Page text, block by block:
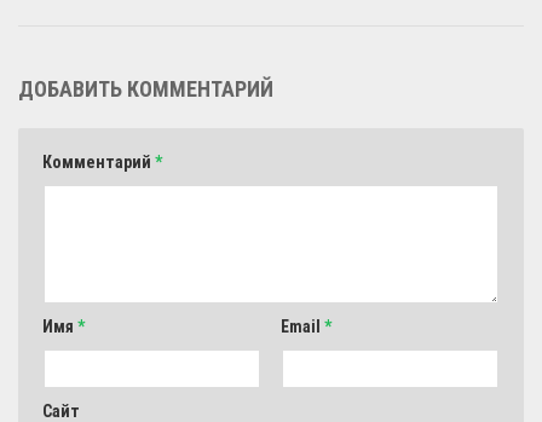
ДОБАВИТЬ КОММЕНТАРИЙ
Комментарий *
Имя * Email *
Сайт